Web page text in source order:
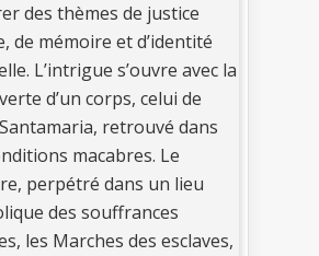
des thèmes de justice
de mémoire et d’identité
L’intrigue s’ouvre avec la
d’un corps, celui de
retrouvé dans
macabres. Le
perpétré dans un lieu
des souffrances
les Marches des esclaves,